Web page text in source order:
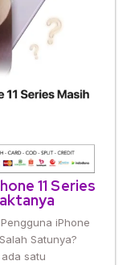
11 Series
Pengguna iPhone
Satunya?
satu